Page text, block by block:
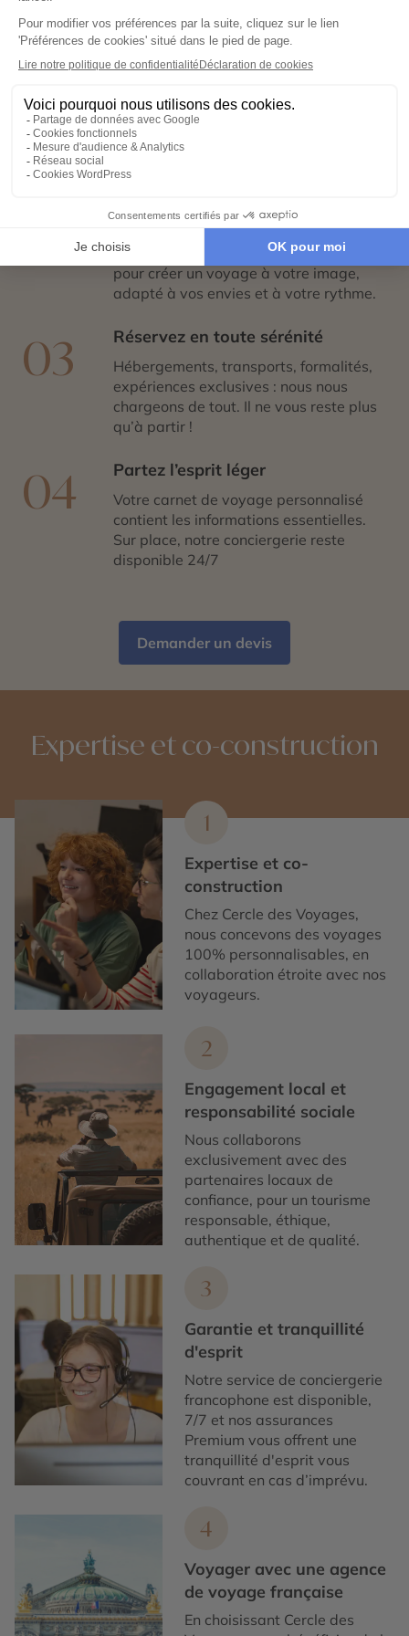
étapes
01
Remplissez notre formulaire en ligne et
laissez libre cours à vos rêves de
idéale…
02 Co-construisez votre itinéraire
Échangez avec un conseiller-expert
pour créer un voyage à votre image,
adapté à vos envies et à votre rythme.
03 Réservez en toute sérénité
Hébergements, transports, formalités,
expériences exclusives : nous nous
chargeons de tout. Il ne vous reste plus
qu’à partir !
04 Partez l’esprit léger
Votre carnet de voyage personnalisé
contient les informations essentielles.
Sur place, notre conciergerie reste
disponible 24/7
Demander un devis
Expertise et co-construction
1
Expertise et co-
construction
Chez Cercle des Voyages,
nous concevons des voyages
100% personnalisables, en
collaboration étroite avec nos
voyageurs.
2
Engagement local et
responsabilité sociale
Nous collaborons
exclusivement avec des
partenaires locaux de
confiance, pour un tourisme
responsable, éthique,
authentique et de qualité.
3
Garantie et tranquillité
d'esprit
Notre service de conciergerie
francophone est disponible,
7/7 et nos assurances
Premium vous offrent une
tranquillité d'esprit vous
couvrant en cas d’imprévu.
4
Voyager avec une agence
de voyage française
En choisissant Cercle des